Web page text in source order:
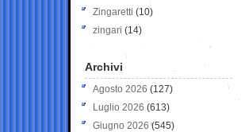
Zingaretti (10)
zingari (14)
Archivi
Agosto 2026 (127)
Luglio 2026 (613)
Giugno 2026 (545)